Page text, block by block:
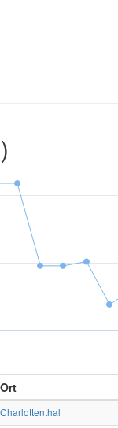
Ort
Charlottenthal